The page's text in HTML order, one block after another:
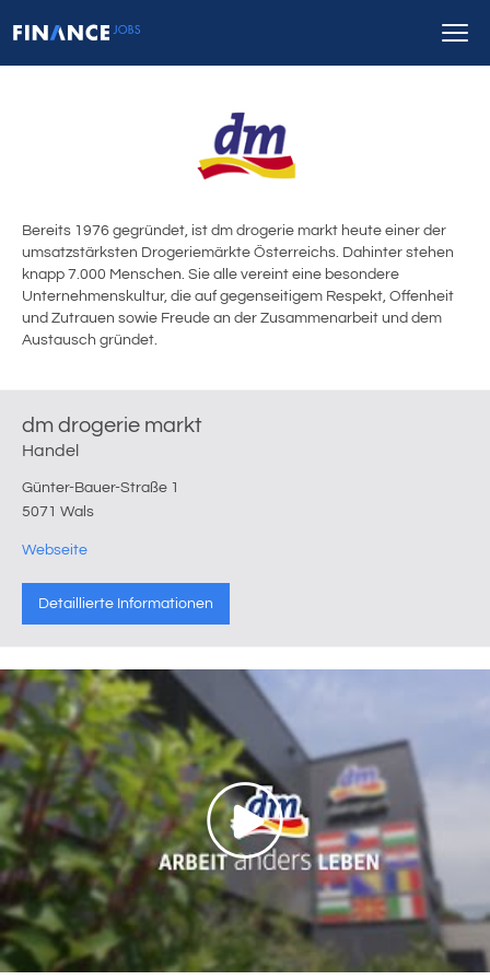
Bereits 1976 gegründet, ist dm drogerie markt heute einer der
umsatzstärksten Drogeriemärkte Österreichs. Dahinter stehen
knapp 7.000 Menschen. Sie alle vereint eine besondere
Unternehmenskultur, die auf gegenseitigem Respekt, Offenheit
und Zutrauen sowie Freude an der Zusammenarbeit und dem
Austausch gründet.
dm drogerie markt
Handel
Günter-Bauer-Straße 1
5071 Wals
Webseite
Detaillierte Informationen